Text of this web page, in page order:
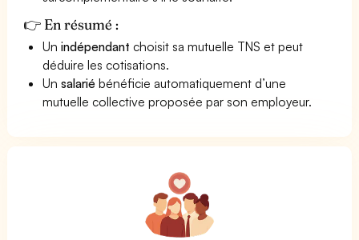
👉 En résumé :
Unindépendant choisit sa mutuelle TNS et peut
déduire les cotisations.
Unsalarié bénéficie automatiquement d’une
mutuelle collective proposée par son employeur.